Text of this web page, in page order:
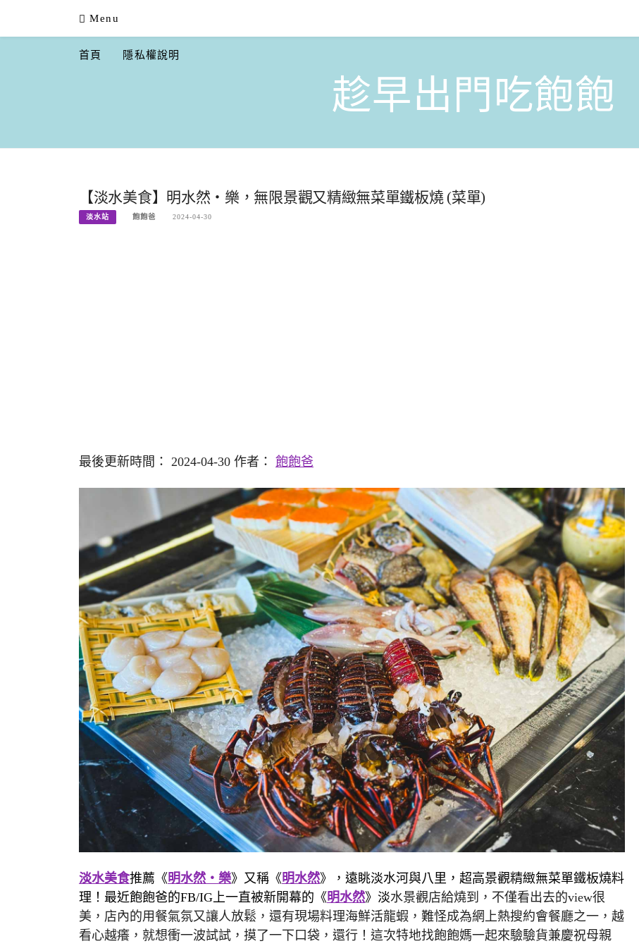
content
Menu
首頁 隱私權說明
趁早出門吃飽飽
【淡水美食】明水然・樂，無限景觀又精緻無菜單鐵板燒 (菜單)
淡水站 飽飽爸 2024-04-30
最後更新時間： 2024-04-30 作者： 飽飽爸
淡水美食推薦《明水然・樂》又稱《明水然》，遠眺淡水河與八里，超高景觀精緻無菜單鐵板燒料
理！最近飽飽爸的FB/IG上一直被新開幕的《明水然》淡水景觀店給燒到，不僅看出去的view很
美，店內的用餐氣氛又讓人放鬆，還有現場料理海鮮活龍蝦，難怪成為網上熱搜約會餐廳之一，越
看心越癢，就想衝一波試試，摸了一下口袋，還行！這次特地找飽飽媽一起來驗驗貨兼慶祝母親